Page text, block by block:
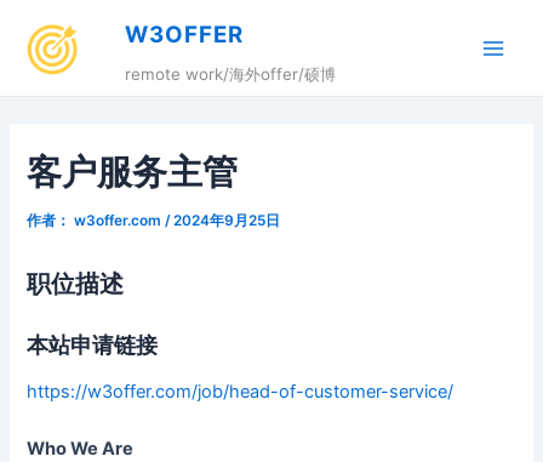
W3OFFER
remote work/海外offer/硕博
客户服务主管
作者： w3offer.com /2024年9月25日
职位描述
本站申请链接
https://w3offer.com/job/head-of-customer-service/
Who We Are